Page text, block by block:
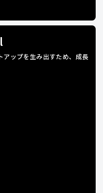
アップを生み出すため、成長